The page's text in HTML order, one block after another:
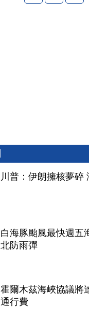
川普：伊朗擁核夢碎
白海豚颱風最快週五
北防雨彈
霍爾木茲海峽協議將
通行費